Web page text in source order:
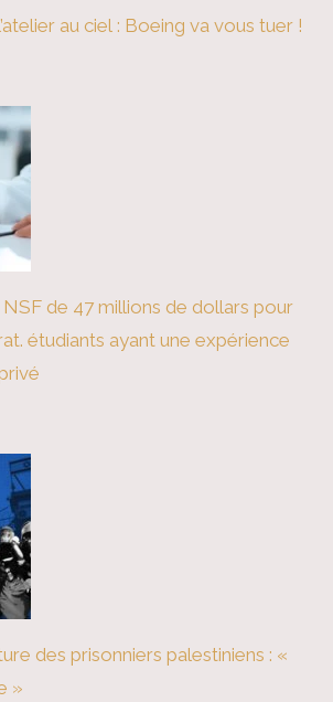
au ciel : Boeing va vous tuer !
de 47 millions de dollars pour
étudiants ayant une expérience
des prisonniers palestiniens : «
»